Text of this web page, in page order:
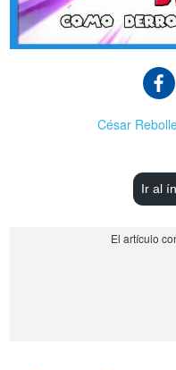
César
Ir al